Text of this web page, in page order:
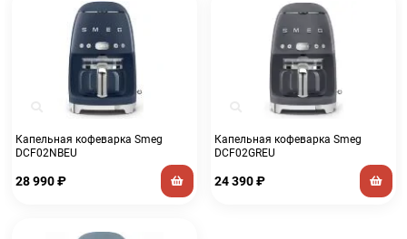
Капельная кофеварка Smeg
DCF02NBEU
28 990₽
Капельная кофеварка Smeg
DCF02GREU
24 390₽